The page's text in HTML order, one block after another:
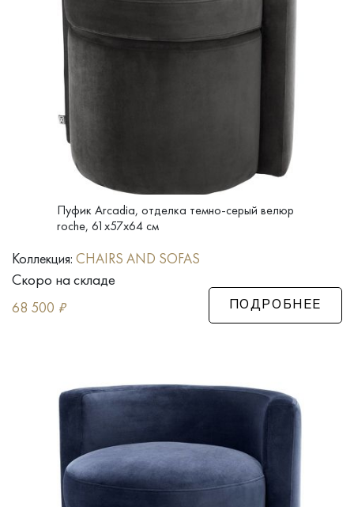
Пуфик Arcadia, отделка темно-серый велюр
roche, 61x57x64 см
Коллекция: CHAIRS AND SOFAS
Скоро на складе
68 500 ₽ ПОДРОБНЕЕ